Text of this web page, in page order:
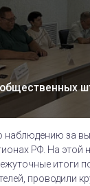
наблюдению за
РФ. На этой
итоги
проводили